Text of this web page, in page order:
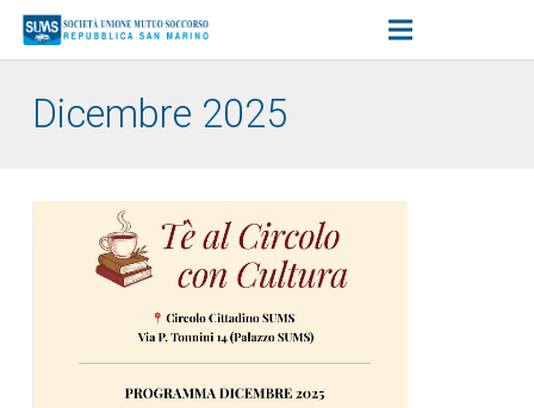
Dicembre 2025